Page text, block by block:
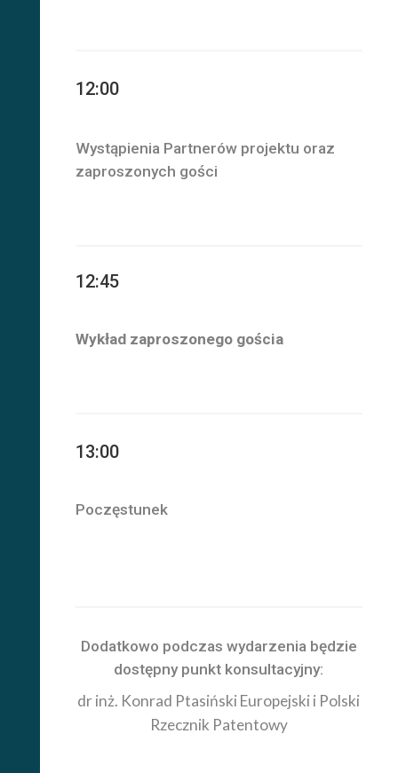
12:00
Wystąpienia Partnerów projektu oraz
zaproszonych gości
12:45
Wykład zaproszonego gościa
13:00
Poczęstunek
Dodatkowo podczas wydarzenia będzie
dostępny punkt konsultacyjny:
dr inż. Konrad Ptasiński Europejski i Polski
Rzecznik Patentowy